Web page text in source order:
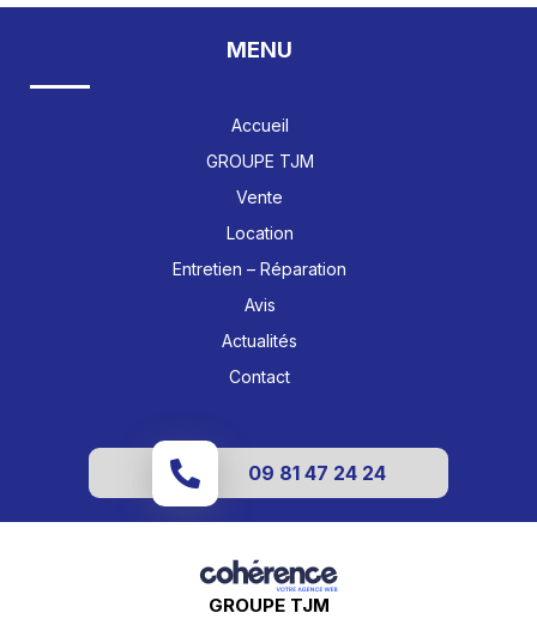
MENU
Accueil
GROUPE TJM
Vente
Location
Entretien – Réparation
Avis
Actualités
Contact
09 81 47 24 24
GROUPE TJM